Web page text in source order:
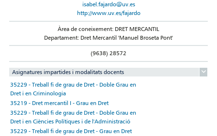
isabel.fajardo@uv.es
http://www.uv.es/fajardo
Àrea de coneixement: DRET MERCANTIL
Departament: Dret Mercantil 'Manuel Broseta Pont'
(9638) 28572
Asignatures impartides i modalitats docents
35229 - Treball fi de grau de Dret - Doble Grau en
Dret i en Criminologia
35219 - Dret mercantil I - Grau en Dret
35229 - Treball fi de grau de Dret - Doble Grau en
Dret i en Ciències Polítiques i de l'Administració
35229 - Treball fi de grau de Dret - Grau en Dret